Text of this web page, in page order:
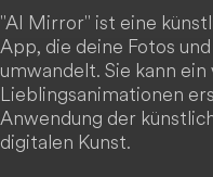
"AI Mirror" ist eine
App, die deine Fotos
umwandelt. Sie kann
Lieblingsanimationen
Anwendung der
digitalen Kunst.